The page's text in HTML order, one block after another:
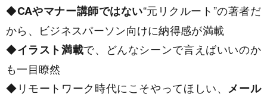
◆CAやマナー講師ではない“元リクルート”の著者だ
から、ビジネスパーソン向けに納得感が満載
◆イラスト満載で、どんなシーンで言えばいいのか
も一目瞭然
◆リモートワーク時代にこそやってほしい、 メール